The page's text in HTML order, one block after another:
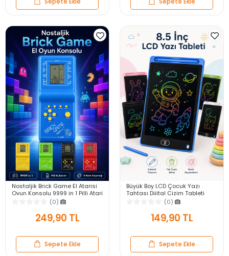
Nostaljik Brick Game El Atarisi
Oyun Konsolu 9999 in 1 Pilli Atari
Eğlenceli Çocuk Oyuncağı
(0)
249,90 TL
Sepete Ekle
Büyük Boy LCD Çocuk Yazı
Tahtası Dijital Çizim Tableti
Kalemli Silinebilir 8.5′ Oyuncak
(0)
149,90 TL
Sepete Ekle